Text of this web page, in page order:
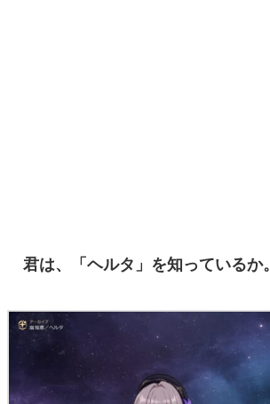
アプリレビュー
その他
電ファミニコゲーマーとは？
運営：株式会社マレ
君は、「ヘルタ」を知っているか。